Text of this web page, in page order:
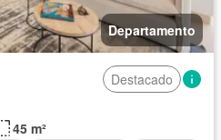
Departamento
Destacado
45 m²